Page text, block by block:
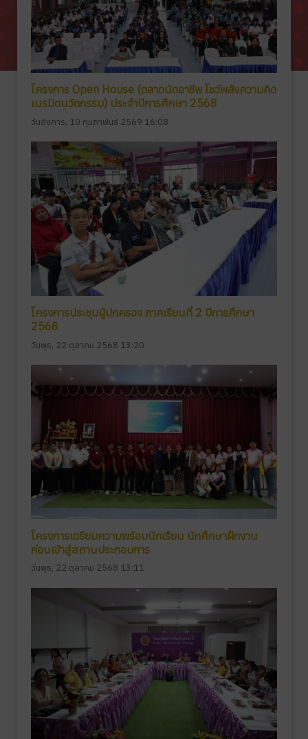
โครงการ Open House (ตลาดนัดอาชีพ โชว์พลังความคิด
เนรมิตนวัตกรรม) ประจำปีการศึกษา 2568
วันอังคาร, 10 กุมภาพันธ์ 2569 16:08
โครงการประชุมผู้ปกครอง ภาคเรียนที่ 2 ปีการศึกษา
2568
วันพุธ, 22 ตุลาคม 2568 13:20
โครงการเตรียมความพร้อมนักเรียน นักศึกษาฝึกงาน
ก่อนเข้าสู่สถานประกอบการ
วันพุธ, 22 ตุลาคม 2568 13:11